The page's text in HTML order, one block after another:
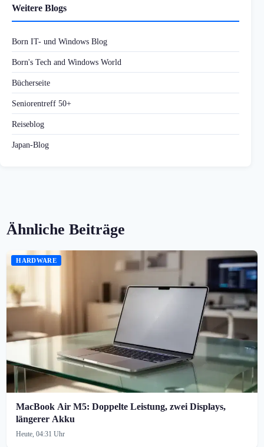
Weitere Blogs
Born IT- und Windows Blog
Born's Tech and Windows World
Bücherseite
Seniorentreff 50+
Reiseblog
Japan-Blog
Ähnliche Beiträge
HARDWARE
MacBook Air M5: Doppelte Leistung, zwei Displays,
längerer Akku
Heute, 04:31 Uhr